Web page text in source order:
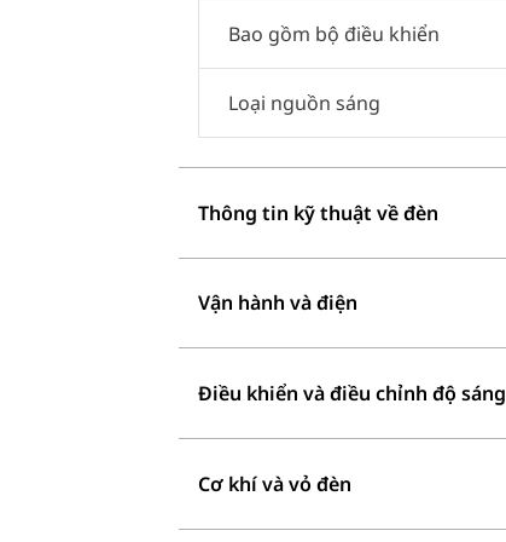
Bao gồm bộ điều khiển
Loại nguồn sáng
Thông tin kỹ thuật về đèn
Vận hành và điện
Điều khiển và điều chỉnh độ sáng
Cơ khí và vỏ đèn